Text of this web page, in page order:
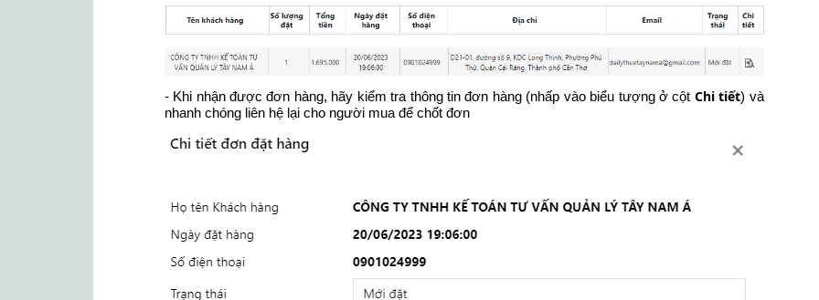
- Khi nhận được đơn hàng, hãy kiểm tra thông tin đơn hàng (nhấp vào biểu tượng ở cột Chi tiết) và
nhanh chóng liên hệ lại cho người mua để chốt đơn